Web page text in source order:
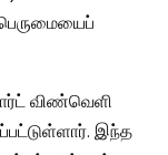
விண்வெளி
இந்த